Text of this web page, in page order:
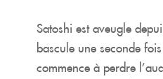
Satoshi est aveugle
bascule une seconde
commence à perdre